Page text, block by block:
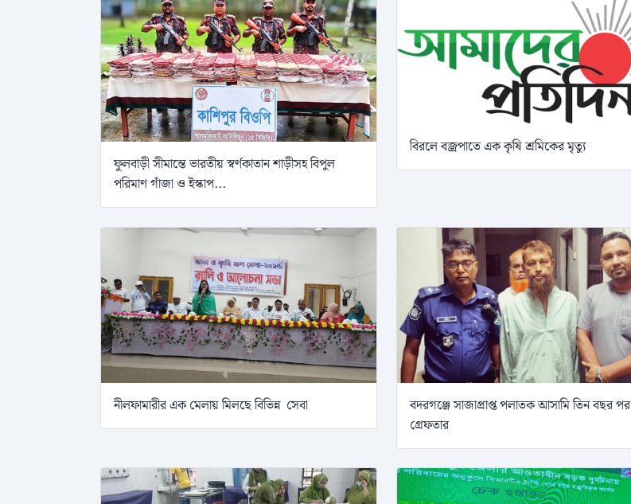
ফুলবাড়ী সীমান্তে ভারতীয় স্বর্ণকাতান শাড়ীসহ বিপুল
পরিমাণ গাঁজা ও ইস্কাপ...
বিরলে বজ্রপাতে এক কৃষি শ্রমিকের মৃত্যু
নীলফামারীর এক মেলায় মিলছে বিভিন্ন সেবা
বদরগঞ্জে সাজাপ্রাপ্ত পলাতক আসামি তিন বছর পর
গ্রেফতার